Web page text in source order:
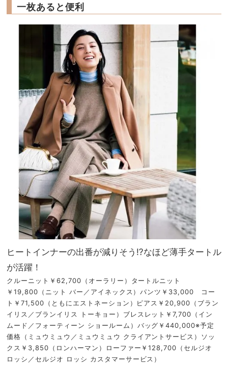
一枚あると便利
ヒートインナーの出番が減りそう⁉なほど薄手タートル
が活躍！
クルーニット￥62,700（オーラリー）タートルニット
￥19,800（ニット バー／アイネックス）パンツ￥33,000 コー
ト￥71,500（ともにエストネーション）ピアス￥20,900（ブラン
イリス／ブランイリス トーキョー）ブレスレット￥7,700（イン
ムード／フォーティーン ショールーム）バッグ￥440,000※予定
価格（ミュウミュウ／ミュウミュウ クライアントサービス）ソッ
クス￥3,850（ロンハーマン）ローファー￥128,700（セルジオ
ロッシ／セルジオ ロッシ カスタマーサービス）